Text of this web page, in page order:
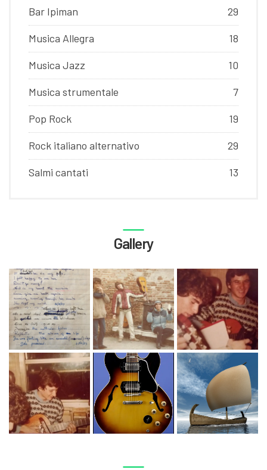
Bar Ipiman 29
Musica Allegra 18
Musica Jazz 10
Musica strumentale 7
Pop Rock 19
Rock italiano alternativo 29
Salmi cantati 13
Gallery